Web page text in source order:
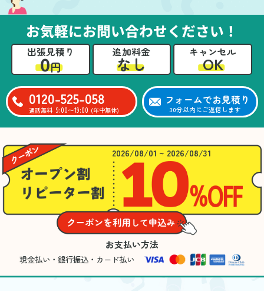
お気軽にお問い合わせください！
出張見積り
0円
追加料金
なし
キャンセル
OK
0120-525-058
通話無料 9:00〜19:00 (年中無休)
フォームでお見積り
30分以内にご返信します
2026/08/01 ~ 2026/08/31
お支払い方法
現金払い・銀行振込・カード払い